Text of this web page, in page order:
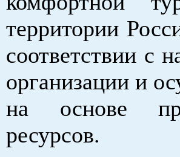
территории
соответствии с
организации и
на основе
ресурсов.